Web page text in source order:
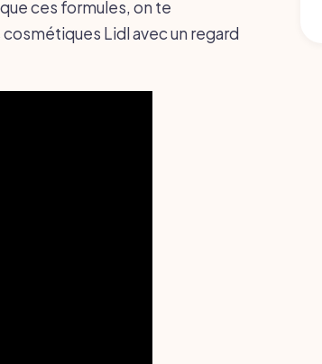
ces formules, on te
Lidl avec un regard